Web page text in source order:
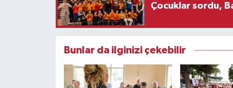
Çocuklar sordu,
Bunlar da ilginizi çekebilir